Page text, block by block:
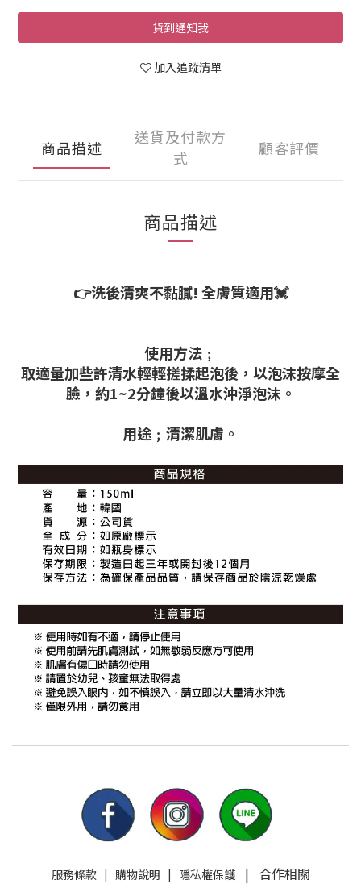
貨到通知我
加入追蹤清單
商品描述
送貨及付款方
式
顧客評價
商品描述
👉洗後清爽不黏膩! 全膚質適用💓
使用方法﹔
取適量加些許清水輕輕搓揉起泡後，以泡沫按摩全
臉，約1~2分鐘後以溫水沖淨泡沫。
用途﹔清潔肌膚。
服務條款| 購物說明 | 隱私權保護| 合作相關